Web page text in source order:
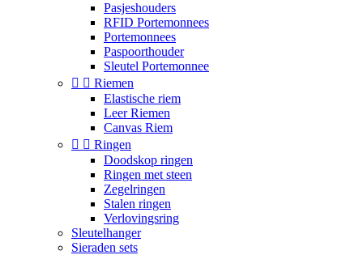
Pasjeshouders
RFID Portemonnees
Portemonnees
Paspoorthouder
Sleutel Portemonnee
  Riemen
Elastische riem
Leer Riemen
Canvas Riem
  Ringen
Doodskop ringen
Ringen met steen
Zegelringen
Stalen ringen
Verlovingsring
Sleutelhanger
Sieraden sets